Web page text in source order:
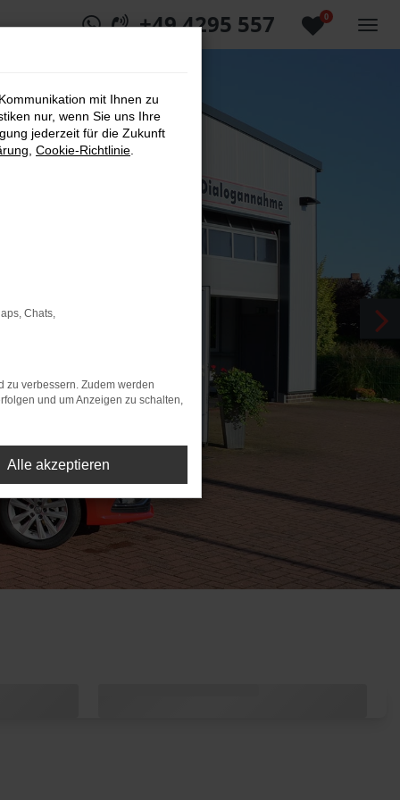
0
+49 4295 557
mit Ihnen zu
nur, wenn Sie uns Ihre
jederzeit für die Zukunft
Cookie-Richtlinie
Chats,
zu verbessern. Zudem werden
und um Anzeigen zu schalten,
Alle akzeptieren